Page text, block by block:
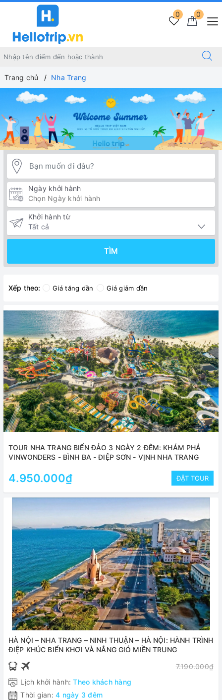
0
0
Trang chủ Nha Trang
Ngày khởi hành
Khởi hành từ
TÌM
Xếp theo: Giá tăng dần Giá giảm dần
TOUR NHA TRANG BIỂN ĐẢO 3 NGÀY 2 ĐÊM: KHÁM PHÁ
VINWONDERS - BÌNH BA - ĐIỆP SƠN - VỊNH NHA TRANG
4.950.000₫ ĐẶT TOUR
HÀ NỘI – NHA TRANG – NINH THUẬN – HÀ NỘI: HÀNH TRÌNH
ĐIỆP KHÚC BIỂN KHƠI VÀ NẮNG GIÓ MIỀN TRUNG
7.190.000₫
Lịch khởi hành:Theo khách hàng
Thời gian: 4 ngày 3 đêm